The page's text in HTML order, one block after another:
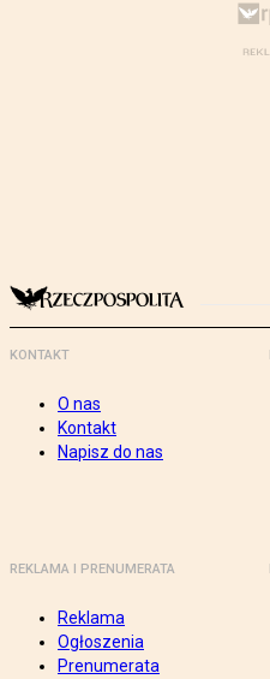
KONTAKT
O nas
Kontakt
Napisz do nas
REKLAMA I PRENUMERATA
Reklama
Ogłoszenia
Prenumerata